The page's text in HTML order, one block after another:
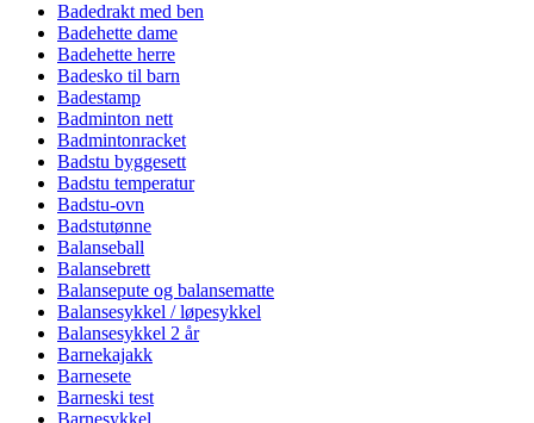
Badedrakt med ben
Badehette dame
Badehette herre
Badesko til barn
Badestamp
Badminton nett
Badmintonracket
Badstu byggesett
Badstu temperatur
Badstu-ovn
Badstutønne
Balanseball
Balansebrett
Balansepute og balansematte
Balansesykkel / løpesykkel
Balansesykkel 2 år
Barnekajakk
Barnesete
Barneski test
Barnesykkel